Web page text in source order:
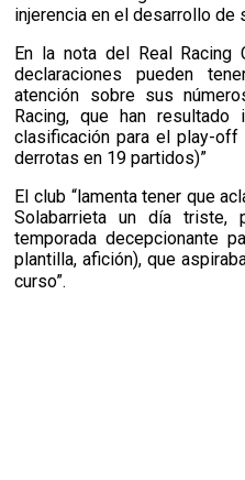
injerencia en el desarrollo de
En la nota del Real Racing
declaraciones pueden
atención sobre sus
Racing, que han resultado
clasificación para el play-
derrotas en 19 partidos)”
El club “lamenta tener que
Solabarrieta un día triste,
temporada decepcionante
plantilla, afición), que
curso”.